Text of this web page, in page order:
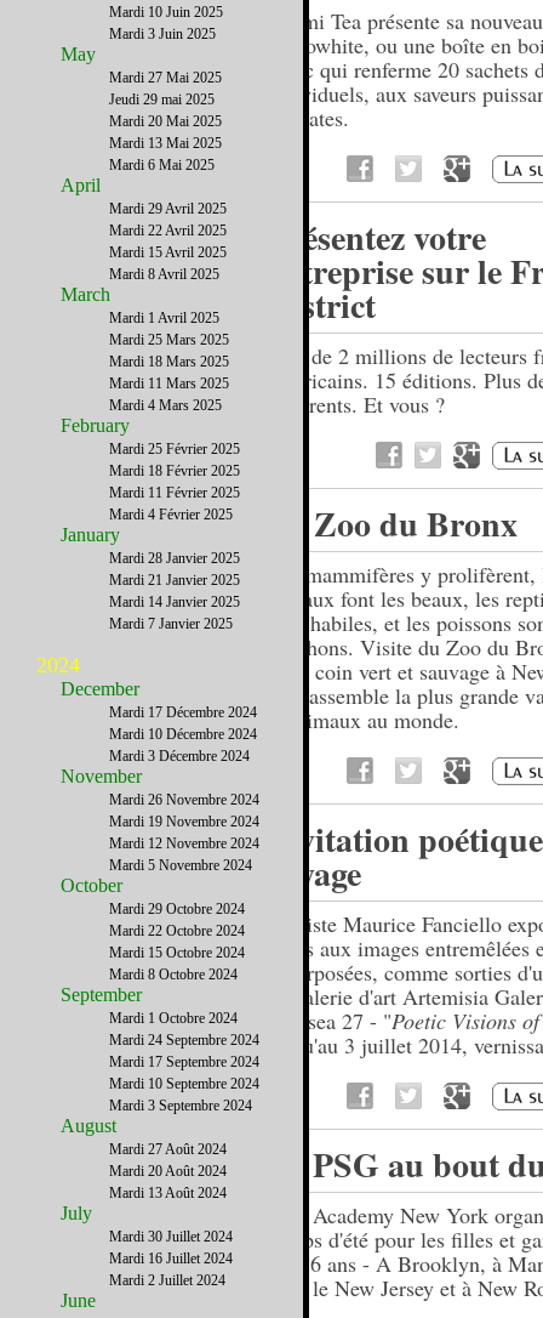
Kusmi Tea présente sa
Pianowhite, ou une boîte en
blanc qui renferme 20 sachets
individuels, aux saveurs
délicates.
Présentez votre
entreprise sur le
District
Près de 2 millions de lecteurs
américains. 15 éditions. Plus
adhérents. Et vous ?
Le Zoo du Bronx
Les mammifères y prolifèrent,
oiseaux font les beaux, les
sont habiles, et les poissons
folichons. Visite du Zoo du
beau coin vert et sauvage à
qui rassemble la plus grande
d’animaux au monde.
Invitation
voyage
L'artiste Maurice Fanciello
toiles aux images entremêlées
superposées, comme sorties
la Galerie d'art Artemisia
Chelsea 27 - "Poetic Visions
jusqu'au 3 juillet 2014,
Le PSG au bout
PSG Academy New York
camps d'été pour les filles et
5 à 16 ans - A Brooklyn, à
dans le New Jersey et à New
Mardi 10 Juin 2025
Mardi 3 Juin 2025
May
Mardi 27 Mai 2025
Jeudi 29 mai 2025
Mardi 20 Mai 2025
Mardi 13 Mai 2025
Mardi 6 Mai 2025
April
Mardi 29 Avril 2025
Mardi 22 Avril 2025
Mardi 15 Avril 2025
Mardi 8 Avril 2025
March
Mardi 1 Avril 2025
Mardi 25 Mars 2025
Mardi 18 Mars 2025
Mardi 11 Mars 2025
Mardi 4 Mars 2025
February
Mardi 25 Février 2025
Mardi 18 Février 2025
Mardi 11 Février 2025
Mardi 4 Février 2025
January
Mardi 28 Janvier 2025
Mardi 21 Janvier 2025
Mardi 14 Janvier 2025
Mardi 7 Janvier 2025
2024
December
Mardi 17 Décembre 2024
Mardi 10 Décembre 2024
Mardi 3 Décembre 2024
November
Mardi 26 Novembre 2024
Mardi 19 Novembre 2024
Mardi 12 Novembre 2024
Mardi 5 Novembre 2024
October
Mardi 29 Octobre 2024
Mardi 22 Octobre 2024
Mardi 15 Octobre 2024
Mardi 8 Octobre 2024
September
Mardi 1 Octobre 2024
Mardi 24 Septembre 2024
Mardi 17 Septembre 2024
Mardi 10 Septembre 2024
Mardi 3 Septembre 2024
August
Mardi 27 Août 2024
Mardi 20 Août 2024
Mardi 13 Août 2024
July
Mardi 30 Juillet 2024
Mardi 16 Juillet 2024
Mardi 2 Juillet 2024
June